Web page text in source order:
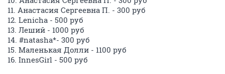
11. Анастасия Сергеевна П. - 300 руб
12. Lenicha - 500 руб
13. Леший - 1000 руб
14. #natasha*- 300 руб
15. Маленькая Долли - 1100 руб
16. InnesGirl - 500 руб